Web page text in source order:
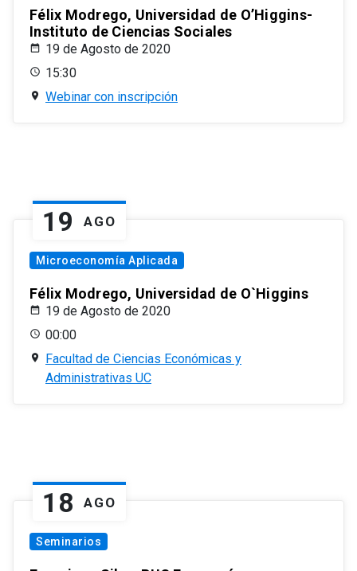
Félix Modrego, Universidad de O’Higgins-
Instituto de Ciencias Sociales
19 de Agosto de 2020
15:30
Webinar con inscripción
19 AGO
Microeconomía Aplicada
Félix Modrego, Universidad de O`Higgins
19 de Agosto de 2020
00:00
Facultad de Ciencias Económicas y
Administrativas UC
18 AGO
Seminarios